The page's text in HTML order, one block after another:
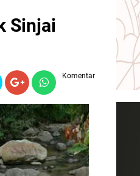
Sinjai
Komentar